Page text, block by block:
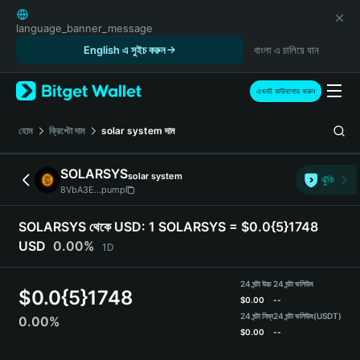
English
日本語
Русский
Español (Latinoamérica)
Türkçe
Italiano
简体中文
繁體中文
Português (Portugal)
Bahasa Indonesia
Español
language_banner_message
English এ সুইচ করুন
বাংলা এ চালিয়ে যান
এখনই ডাউনলোড করুন
হোম ক্রিপ্টো দাম solar system দাম
SOLARSYSsolar system
8VbA3E...pump
ঝুঁকি
SOLARSYS থেকে USD: 1 SOLARSYS = $0.0{5}1748
USD 0.00% 1D
$0.0{5}1748
0.00%
24 ঘন্টা উচ্চ
$0.00
24 ঘন্টা নিম্ন
$0.00
24 ঘন্টা ভলিউম
--
24 ঘন্টা ভলিউম(USDT)
--